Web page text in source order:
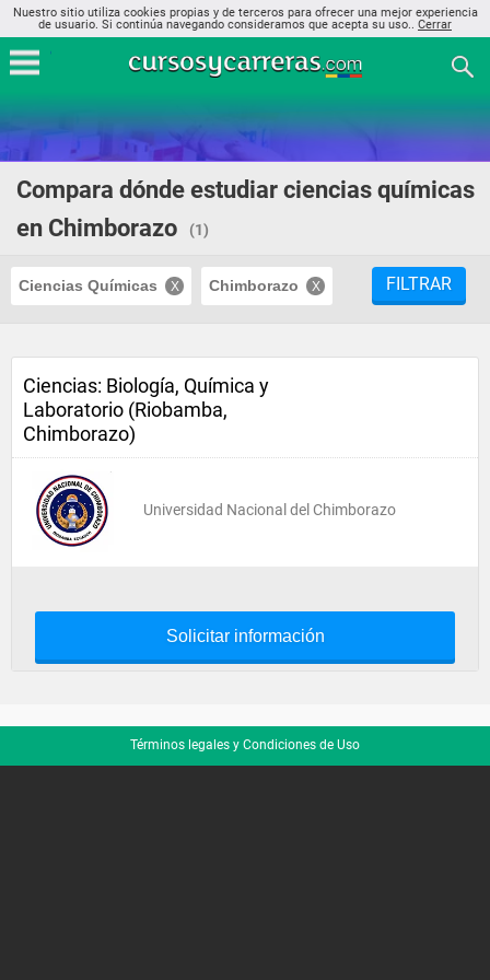
Nuestro sitio utiliza cookies propias y de terceros para ofrecer una mejor experiencia
de usuario. Si continúa navegando consideramos que acepta su uso.. Cerrar
Compara dónde estudiar ciencias químicas
en Chimborazo
(1)
Ciencias Químicas Chimborazo FILTRAR
Ciencias: Biología, Química y
Laboratorio (Riobamba,
Chimborazo)
Universidad Nacional del Chimborazo
Solicitar información
Términos legales y Condiciones de Uso